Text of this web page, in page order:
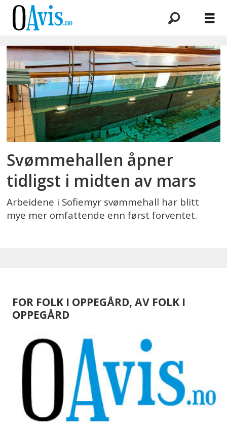
Emne:
dan
christensen
Svømmehallen åpner
tidligst i midten av mars
Arbeidene i Sofiemyr svømmehall har blitt
mye mer omfattende enn først forventet.
FOR FOLK I OPPEGÅRD, AV FOLK I
OPPEGÅRD